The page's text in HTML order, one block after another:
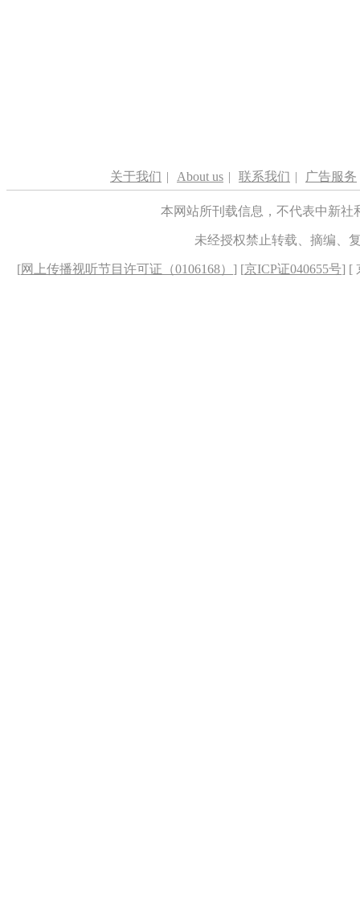
关于我们 | About us | 联系我们 | 广告服务
本网站所刊载信息，不代表中新
未经授权禁止转载、摘编、
[网上传播视听节目许可证（0106168） ] [京ICP证040655号] [